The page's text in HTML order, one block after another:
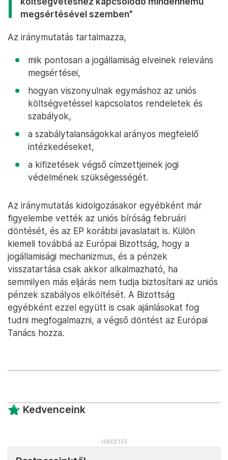
megsértésével szemben”
Az iránymutatás tartalmazza,
mik pontosan a jogállamiság elveinek releváns
megsértései,
hogyan viszonyulnak egymáshoz az uniós
költségvetéssel kapcsolatos rendeletek és
szabályok,
a szabálytalanságokkal arányos megfelelő
intézkedéseket,
a kifizetések végső címzettjeinek jogi
védelmének szükségességét.
Az iránymutatás kidolgozásakor egyébként már
figyelembe vették az uniós bíróság februári
döntését, és az EP korábbi javaslatait is. Külön
kiemeli továbbá az Európai Bizottság, hogy a
jogállamisági mechanizmus, és a pénzek
visszatartása csak akkor alkalmazható, ha
semmilyen más eljárás nem tudja biztosítani az uniós
pénzek szabályos elköltését. A Bizottság
egyébként ezzel együtt is csak ajánlásokat fog
tudni megfogalmazni, a végső döntést az Európai
Tanács hozza.
Kedvenceink